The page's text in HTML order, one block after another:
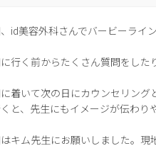
id美容外科さんでバービーライ
行く前からたくさん質問をした
着いて次の日にカウンセリン
と、先生にもイメージが伝わり
キム先生にお願いしました。現